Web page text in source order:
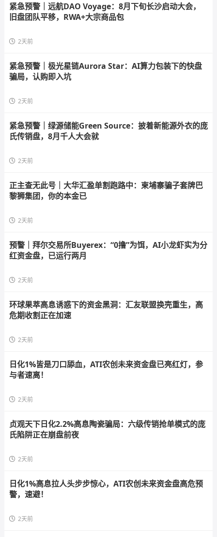
紧急预警｜远航DAO Voyage：8月下旬长沙启动大会，
旧盘团队平移，RWA+大宗商品包
2天前
紧急预警｜极光星链Aurora Star：AI算力包装下的快盘
骗局，认购即入坑
2天前
紧急预警｜绿源储能Green Source：披着新能源外衣的庞
氏传销盘，8月千人大会就
2天前
正主查无此号｜大华汇盈单割跑路中：柬埔寨骗子套牌巴
黎狮集团，你的本金已
2天前
预警｜拜尔交易所Buyerex：“0撸”为饵，AI小龙虾实为分
红资金盘，已运行两月
2天前
环球果萃高息诱惑下的资金黑洞：汇友联盟换壳重生，高
危期收割正在加速
2天前
日化1%皆是刀口舔血，ATI农创未来资金盘已亮红灯，参
与者速离！
2天前
贞观天下日化2.2%高息陶瓷骗局：六级传销抢单模式的庞
氏陷阱正在崩盘前夜
2天前
日化1%高息拉人头步步惊心，ATI农创未来资金盘高危预
警，速避！
2天前